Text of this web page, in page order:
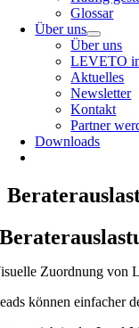
Glossar
Über uns
Über uns
LEVETO
Aktuelles
Newsletter
Kontakt
Partner
Downloads
Zuordnung von
können einfacher